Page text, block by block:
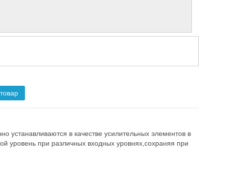
устанавливаются в качестве усилительных элементов в
уровень при различных входных уровнях,сохраняя при